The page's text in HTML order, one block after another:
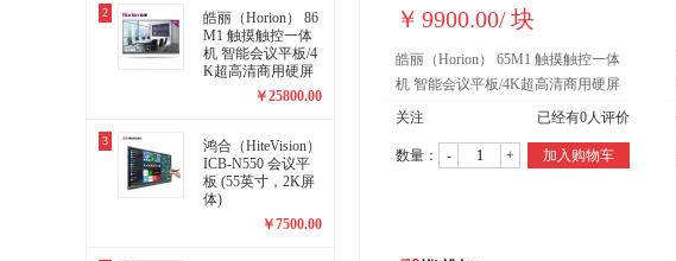
2
皓丽（Horion） 86
M1 触摸触控一体
机 智能会议平板/4
K超高清商用硬屏
￥25800.00
3
鸿合（HiteVision）
ICB-N550 会议平
板 (55英寸，2K屏
体)
￥7500.00
￥ 9900.00/块
皓丽（Horion） 65M1 触摸触控一体
机 智能会议平板/4K超高清商用硬屏
(65英寸)
关注 已经有0人评价
数量： - + 加入购物车